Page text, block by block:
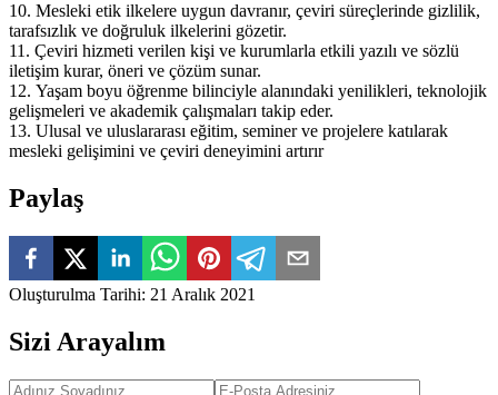
10. Mesleki etik ilkelere uygun davranır, çeviri süreçlerinde gizlilik,
tarafsızlık ve doğruluk ilkelerini gözetir.
11. Çeviri hizmeti verilen kişi ve kurumlarla etkili yazılı ve sözlü
iletişim kurar, öneri ve çözüm sunar.
12. Yaşam boyu öğrenme bilinciyle alanındaki yenilikleri, teknolojik
gelişmeleri ve akademik çalışmaları takip eder.
13. Ulusal ve uluslararası eğitim, seminer ve projelere katılarak
mesleki gelişimini ve çeviri deneyimini artırır
Paylaş
Oluşturulma Tarihi: 21 Aralık 2021
Sizi Arayalım